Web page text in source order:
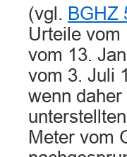
(vgl. BGHZ
Urteile vom
vom 13.
vom 3. Juli
wenn
Meter vom